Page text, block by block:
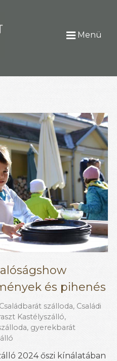
Menü
és pihenés
Családbarát szálloda, Családi
Kastélyszálló,
, gyerekbarát
2024 őszi kínálatában